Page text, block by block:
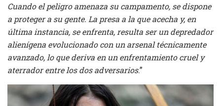
Cuando el peligro amenaza su campamento, se dispone
a proteger a su gente. La presa a la que acecha y, en
última instancia, se enfrenta, resulta ser un depredador
alienígena evolucionado con un arsenal técnicamente
avanzado, lo que deriva en un enfrentamiento cruel y
aterrador entre los dos adversarios.”